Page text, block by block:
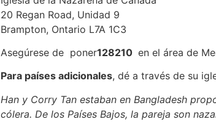
20 Regan Road, Unidad 9
Brampton, Ontario L7A 1C3
Asegúrese de poner128210 en el área de
Para países adicionales, dé a través de su
Han y Corry Tan estaban en Bangladesh
cólera. De los Países Bajos, la pareja son